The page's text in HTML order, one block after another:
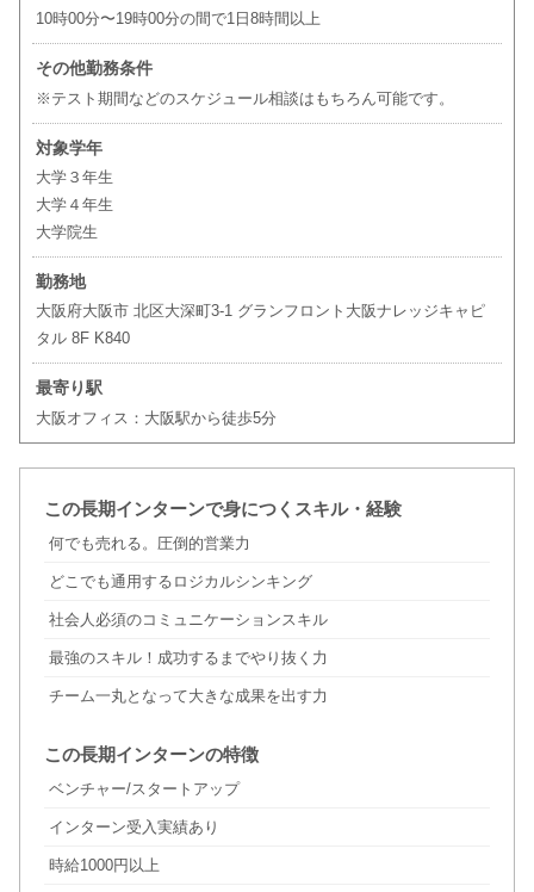
10時00分〜19時00分の間で1日8時間以上
その他勤務条件
※テスト期間などのスケジュール相談はもちろん可能です。
対象学年
大学３年生
大学４年生
大学院生
勤務地
大阪府大阪市 北区大深町3-1 グランフロント大阪ナレッジキャピ
タル 8F K840
最寄り駅
大阪オフィス：大阪駅から徒歩5分
この長期インターンで身につくスキル・経験
何でも売れる。圧倒的営業力
どこでも通用するロジカルシンキング
社会人必須のコミュニケーションスキル
最強のスキル！成功するまでやり抜く力
チーム一丸となって大きな成果を出す力
この長期インターンの特徴
ベンチャー/スタートアップ
インターン受入実績あり
時給1000円以上